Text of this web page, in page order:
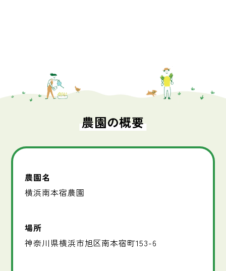
農園の概要
農園名
横浜南本宿農園
場所
神奈川県横浜市旭区南本宿町153-6